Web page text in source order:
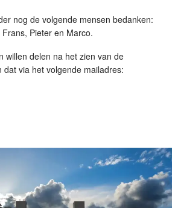
nog de volgende mensen bedanken:
Pieter en Marco.
willen delen na het zien van de
via het volgende mailadres: